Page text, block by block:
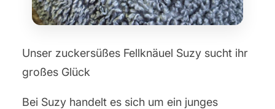
Unser zuckersüßes Fellknäuel Suzy sucht ihr
großes Glück
Bei Suzy handelt es sich um ein junges